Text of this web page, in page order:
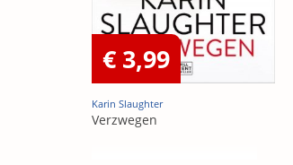
€ 3,99
Karin Slaughter
Verzwegen